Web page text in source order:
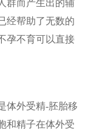
群而产生出的辅
经帮助了无数的
孕不育可以直接
体外受精-胚胎移
和精子在体外受